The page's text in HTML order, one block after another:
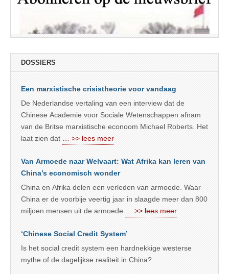
DOSSIERS
Een marxistische crisistheorie voor vandaag
De Nederlandse vertaling van een interview dat de
Chinese Academie voor Sociale Wetenschappen afnam
van de Britse marxistische econoom Michael Roberts. Het
laat zien dat
… >> lees meer
Van Armoede naar Welvaart: Wat Afrika kan leren van
China’s economisch wonder
China en Afrika delen een verleden van armoede. Waar
China er de voorbije veertig jaar in slaagde meer dan 800
miljoen mensen uit de armoede
… >> lees meer
‘Chinese Social Credit System’
Is het social credit system een hardnekkige westerse
mythe of de dagelijkse realiteit in China?